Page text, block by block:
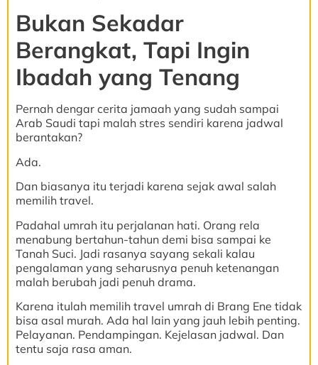
Bukan Sekadar
Berangkat, Tapi Ingin
Ibadah yang Tenang
Pernah dengar cerita jamaah yang sudah sampai
Arab Saudi tapi malah stres sendiri karena jadwal
berantakan?
Ada.
Dan biasanya itu terjadi karena sejak awal salah
memilih travel.
Padahal umrah itu perjalanan hati. Orang rela
menabung bertahun-tahun demi bisa sampai ke
Tanah Suci. Jadi rasanya sayang sekali kalau
pengalaman yang seharusnya penuh ketenangan
malah berubah jadi penuh drama.
Karena itulah memilih travel umrah di Brang Ene tidak
bisa asal murah. Ada hal lain yang jauh lebih penting.
Pelayanan. Pendampingan. Kejelasan jadwal. Dan
tentu saja rasa aman.